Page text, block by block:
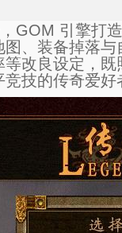
GOM 引擎打
、装备掉落
改良设定，
技的传奇爱好